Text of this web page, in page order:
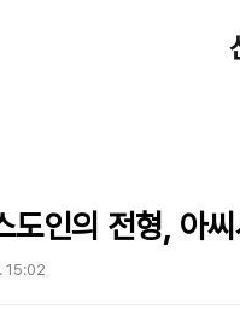
도인의 전형, 아
15:02